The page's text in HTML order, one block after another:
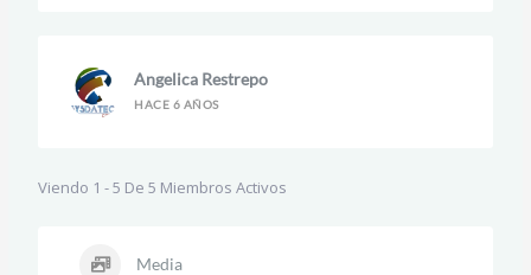
Angelica Restrepo
HACE 6 AÑOS
Viendo 1 - 5 De 5 Miembros Activos
Media